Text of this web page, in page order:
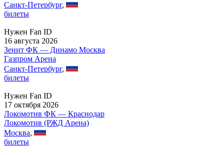
Санкт-Петербург,
билеты
Нужен Fan ID
16 августа 2026
Зенит ФК — Динамо Москва
Газпром Арена
Санкт-Петербург,
билеты
Нужен Fan ID
17 октября 2026
Локомотив ФК — Краснодар
Локомотив (РЖД Арена)
Москва,
билеты